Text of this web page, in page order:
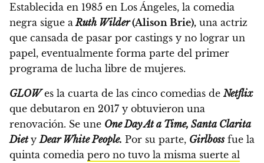
Establecida en 1985 en Los Ángeles, la comedia
negra sigue a Ruth Wilder(Alison Brie), una actriz
que cansada de pasar por castings y no lograr un
papel, eventualmente forma parte del primer
programa de lucha libre de mujeres.
GLOWes la cuarta de las cinco comedias de Netflix
que debutaron en 2017 y obtuvieron una
renovación. Se une One Day At a Time, Santa Clarita
Diet yDear White People. Por su parte, Girlbossfue la
quinta comedia pero no tuvo la misma suerte al